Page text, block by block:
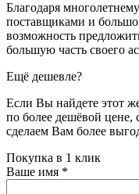
Благодаря
поставщиками и
возможность
большую часть своего
Ещё дешевле?
Если Вы найдете этот
по более дешёвой
сделаем Вам более
Покупка в 1 клик
Ваше имя *